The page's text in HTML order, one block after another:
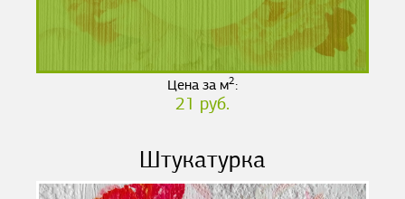
Цена за м2:
21 руб.
Штукатурка